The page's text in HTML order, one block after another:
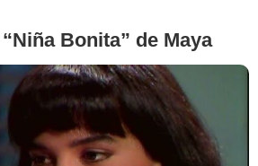
Bonita” de Maya